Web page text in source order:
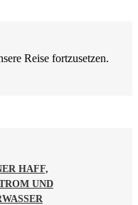
Reise fortzusetzen.
HAFF,
UND